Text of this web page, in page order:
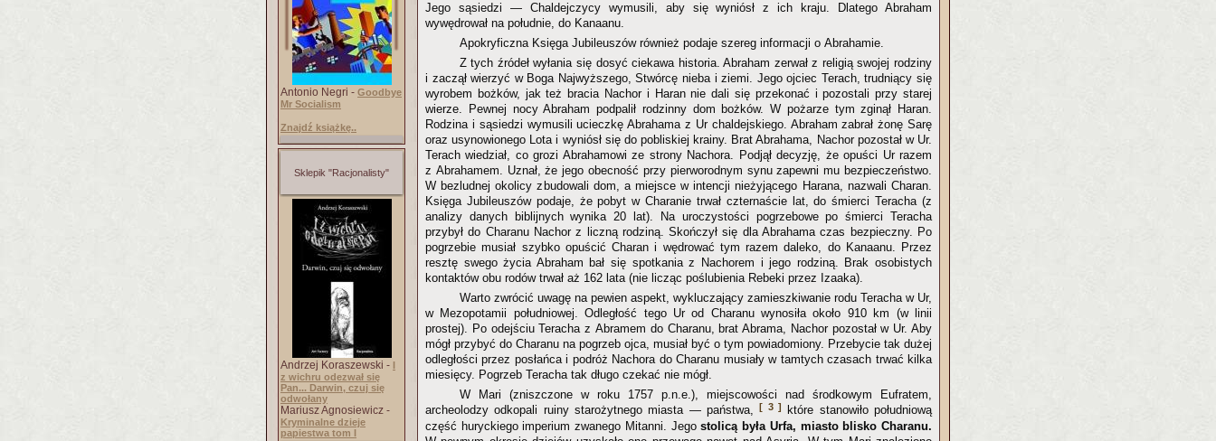
Antonio Negri - Goodbye
Mr Socialism
Znajdź książkę..
Sklepik "Racjonalisty"
Andrzej Koraszewski - I
z wichru odezwał się
Pan... Darwin, czuj się
odwołany
Mariusz Agnosiewicz -
Kryminalne dzieje
papiestwa tom I
Jego sąsiedzi — Chaldejczycy wymusili, aby się wyniósł z ich kraju. Dlatego Abraham
wywędrował na południe, do Kanaanu.
Apokryficzna Księga Jubileuszów również podaje szereg informacji o Abrahamie.
Z tych źródeł wyłania się dosyć ciekawa historia. Abraham zerwał z religią swojej rodziny
i zaczął wierzyć w Boga Najwyższego, Stwórcę nieba i ziemi. Jego ojciec Terach, trudniący się
wyrobem bożków, jak też bracia Nachor i Haran nie dali się przekonać i pozostali przy starej
wierze. Pewnej nocy Abraham podpalił rodzinny dom bożków. W pożarze tym zginął Haran.
Rodzina i sąsiedzi wymusili ucieczkę Abrahama z Ur chaldejskiego. Abraham zabrał żonę Sarę
oraz usynowionego Lota i wyniósł się do pobliskiej krainy. Brat Abrahama, Nachor pozostał w Ur.
Terach wiedział, co grozi Abrahamowi ze strony Nachora. Podjął decyzję, że opuści Ur razem
z Abrahamem. Uznał, że jego obecność przy pierworodnym synu zapewni mu bezpieczeństwo.
W bezludnej okolicy zbudowali dom, a miejsce w intencji nieżyjącego Harana, nazwali Charan.
Księga Jubileuszów podaje, że pobyt w Charanie trwał czternaście lat, do śmierci Teracha (z
analizy danych biblijnych wynika 20 lat). Na uroczystości pogrzebowe po śmierci Teracha
przybył do Charanu Nachor z liczną rodziną. Skończył się dla Abrahama czas bezpieczny. Po
pogrzebie musiał szybko opuścić Charan i wędrować tym razem daleko, do Kanaanu. Przez
resztę swego życia Abraham bał się spotkania z Nachorem i jego rodziną. Brak osobistych
kontaktów obu rodów trwał aż 162 lata (nie licząc poślubienia Rebeki przez Izaaka).
Warto zwrócić uwagę na pewien aspekt, wykluczający zamieszkiwanie rodu Teracha w Ur,
w Mezopotamii południowej. Odległość tego Ur od Charanu wynosiła około 910 km (w linii
prostej). Po odejściu Teracha z Abramem do Charanu, brat Abrama, Nachor pozostał w Ur. Aby
mógł przybyć do Charanu na pogrzeb ojca, musiał być o tym powiadomiony. Przebycie tak dużej
odległości przez posłańca i podróż Nachora do Charanu musiały w tamtych czasach trwać kilka
miesięcy. Pogrzeb Teracha tak długo czekać nie mógł.
W Mari (zniszczone w roku 1757 p.n.e.), miejscowości nad środkowym Eufratem,
archeolodzy odkopali ruiny starożytnego miasta — państwa,[ 3 ]
które stanowiło południową
część huryckiego imperium zwanego Mitanni. Jegostolicą była Urfa, miasto blisko Charanu.